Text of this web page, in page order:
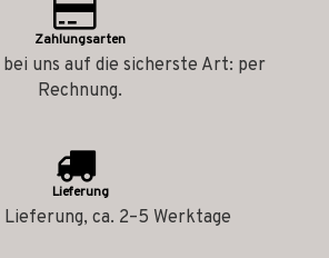
Zahlungsarten
bei uns auf die sicherste Art: per
Rechnung.
Lieferung
ca. 2–5 Werktage